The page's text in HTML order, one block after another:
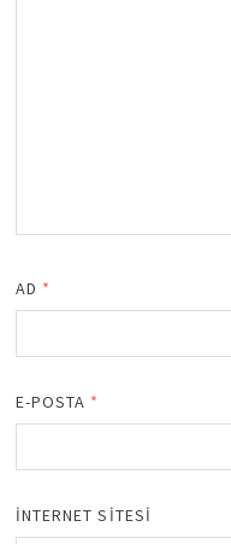
AD *
E-POSTA *
İNTERNET SITESI